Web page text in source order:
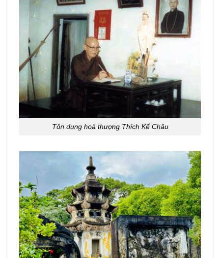
Tôn dung hoà thượng Thích Kế Châu